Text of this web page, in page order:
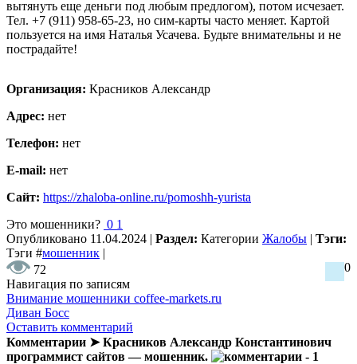
вытянуть еще деньги под любым предлогом), потом исчезает.
Тел. +7 (911) 958-65-23, но сим-карты часто меняет. Картой
пользуется на имя Наталья Усачева. Будьте внимательны и не
пострадайте!
Организация: Красников Александр
Адрес: нет
Телефон: нет
E-mail: нет
Сайт: https://zhaloba-online.ru/pomoshh-yurista
Это мошенники? 0 1
Опубликовано 11.04.2024 | Раздел: Категории Жалобы | Тэги:
Тэги #мошенник |
72
0
Навигация по записям
Внимание мошенники coffee-markets.ru
Диван Босс
Оставить комментарий
Комментарии ➤ Красников Александр Константинович
программист сайтов — мошенник.
- 1